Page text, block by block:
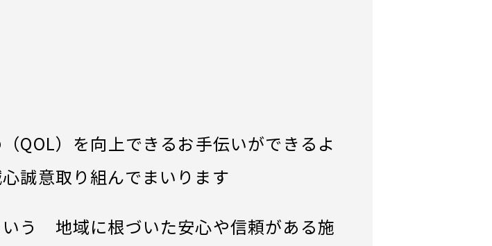
）を向上できるお手伝いができるよ
誠意取り組んでまいります
う 地域に根づいた安心や信頼がある施